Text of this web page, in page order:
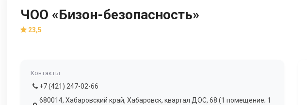
ЧОО «Бизон-безопасность»
23,5
Контакты
+7 (421) 247-02-66
680014, Хабаровский край, Хабаровск, квартал ДОС, 68 (1 помещение; 1